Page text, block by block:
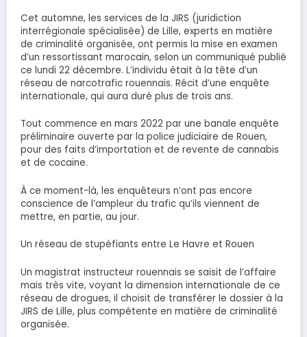
Cet automne, les services de la JIRS (juridiction
interrégionale spécialisée) de Lille, experts en matière
de criminalité organisée, ont permis la mise en examen
d’un ressortissant marocain, selon un communiqué publié
ce lundi 22 décembre. L’individu était à la tête d’un
réseau de narcotrafic rouennais. Récit d’une enquête
internationale, qui aura duré plus de trois ans.
Tout commence en mars 2022 par une banale enquête
préliminaire ouverte par la police judiciaire de Rouen,
pour des faits d’importation et de revente de cannabis
et de cocaïne.
À ce moment-là, les enquêteurs n’ont pas encore
conscience de l’ampleur du trafic qu’ils viennent de
mettre, en partie, au jour.
Un réseau de stupéfiants entre Le Havre et Rouen
Un magistrat instructeur rouennais se saisit de l’affaire
mais très vite, voyant la dimension internationale de ce
réseau de drogues, il choisit de transférer le dossier à la
JIRS de Lille, plus compétente en matière de criminalité
organisée.